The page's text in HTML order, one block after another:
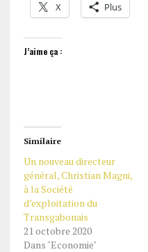
X Plus
J’aime ça :
Similaire
Un nouveau directeur
général, Christian Magni,
à la Société
d’exploitation du
Transgabonais
21 octobre 2020
Dans "Economie"